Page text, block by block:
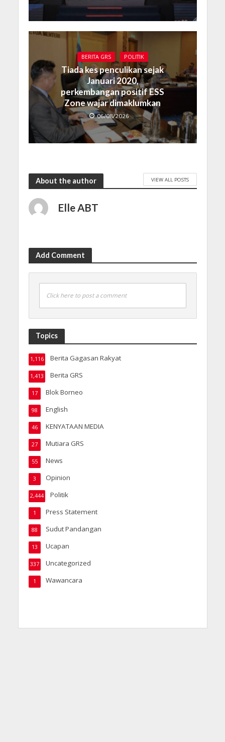
BERITA GRS POLITIK
Tiada kes penculikan sejak
Januari 2020,
perkembangan positif ESS
Zone wajar dimaklumkan
06/08/2026
About the author VIEW ALL POSTS
Elle ABT
Add Comment
Click here to post a comment
Topics
Berita Gagasan Rakyat
1,116
Berita GRS
1,413
Blok Borneo
17
English
98
KENYATAAN MEDIA
46
Mutiara GRS
27
News
55
Opinion
3
Politik
2,444
Press Statement
1
Sudut Pandangan
88
Ucapan
13
Uncategorized
337
Wawancara
1